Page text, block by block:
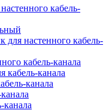
кабель-
для настенного кабель-
кабель-канала
кабель-канала
канала
канала